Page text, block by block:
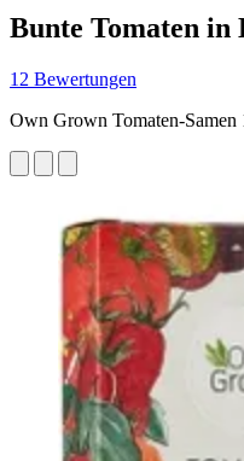
Bunte Tomaten in
12 Bewertungen
Own Grown Tomaten-Samen